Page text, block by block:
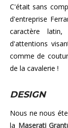
C'était sans
d'entreprise
caractère
d'attentions
comme de
de la cavalerie !
DESIGN
Nous ne nous
la Maserati